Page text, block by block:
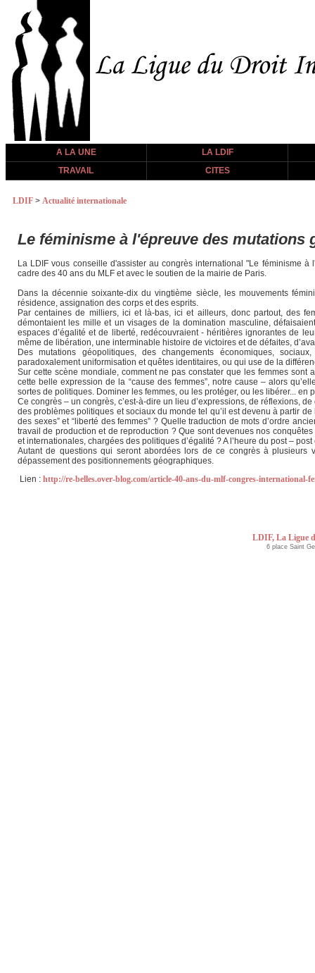
A LA UNE
LA LDIF
TRAVAIL
CITES
LDIF > Actualité internationale
Le féminisme à l'épreuve des mutations
La LDIF vous conseille d'assister au congrès international "Le féminisme
cadre des 40 ans du MLF et avec le soutien de la mairie de Paris.
Dans la décennie soixante-dix du vingtième siècle, les mouvements
résidence, assignation des corps et des esprits.
Par centaines de milliers, ici et là-bas, ici et ailleurs, donc partout, des
démontaient les mille et un visages de la domination masculine,
espaces d’égalité et de liberté, redécouvraient - héritières ignorantes de
même de libération, une interminable histoire de victoires et de défaites,
Des mutations géopolitiques, des changements économiques,
paradoxalement uniformisation et quêtes identitaires, ou qui use de la
Sur cette scène mondiale, comment ne pas constater que les femmes
cette belle expression de la “cause des femmes”, notre cause – alors
sortes de politiques. Dominer les femmes, ou les protéger, ou les libérer... en
Ce congrès – un congrès, c’est-à-dire un lieu d’expressions, de réflexions,
des problèmes politiques et sociaux du monde tel qu’il est devenu à partir
des sexes” et “liberté des femmes” ? Quelle traduction de mots d’ordre
travail de production et de reproduction ? Que sont devenues nos
et internationales, chargées des politiques d’égalité ? A l’heure du post –
Autant de questions qui seront abordées lors de ce congrès à
dépassement des positionnements géographiques.
Lien : http://re-belles.over-blog.com/article-40-ans-du-mlf-congres-international-
LDIF, La Ligue
6 place Saint